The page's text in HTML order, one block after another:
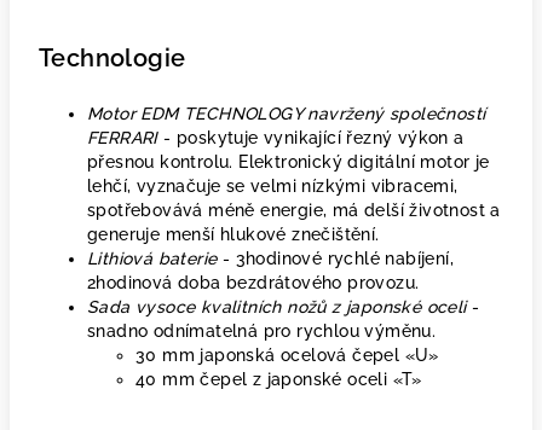
Technologie
Motor EDM TECHNOLOGY navržený společností
FERRARI- poskytuje vynikající řezný výkon a
přesnou kontrolu. Elektronický digitální motor je
lehčí, vyznačuje se velmi nízkými vibracemi,
spotřebovává méně energie, má delší životnost a
generuje menší hlukové znečištění.
Lithiová baterie- 3hodinové rychlé nabíjení,
2hodinová doba bezdrátového provozu.
Sada vysoce kvalitních nožů z japonské oceli-
snadno odnímatelná pro rychlou výměnu.
30 mm japonská ocelová čepel «U»
40 mm čepel z japonské oceli «T»